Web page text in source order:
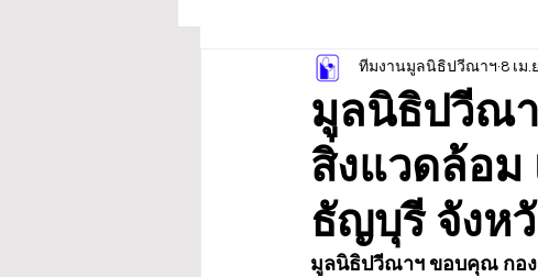
มูลนิธิปวีณ
สิ่งแวดล้อม
ธัญบุรี จังห
ทีมงานมูลนิธิปวีณาฯ 8 เม.
มูลนิธิปวีณาฯ ขอบคุณ กอง